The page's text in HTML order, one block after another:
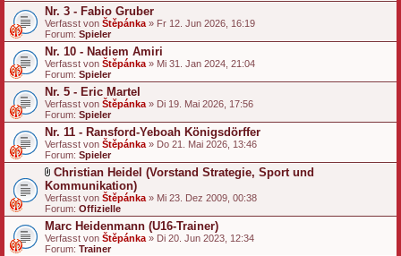
Nr. 3 - Fabio Gruber
Verfasst von Štěpánka » Fr 12. Jun 2026, 16:19
Forum: Spieler
Nr. 10 - Nadiem Amiri
Verfasst von Štěpánka » Mi 31. Jan 2024, 21:04
Forum: Spieler
Nr. 5 - Eric Martel
Verfasst von Štěpánka » Di 19. Mai 2026, 17:56
Forum: Spieler
Nr. 11 - Ransford-Yeboah Königsdörffer
Verfasst von Štěpánka » Do 21. Mai 2026, 13:46
Forum: Spieler
D
a
t
e
i
a
n
Christian Heidel (Vorstand Strategie, Sport und
Kommunikation)
Verfasst von Štěpánka » Mi 23. Dez 2009, 00:38
Forum: Offizielle
Marc Heidenmann (U16-Trainer)
Verfasst von Štěpánka » Di 20. Jun 2023, 12:34
Forum: Trainer